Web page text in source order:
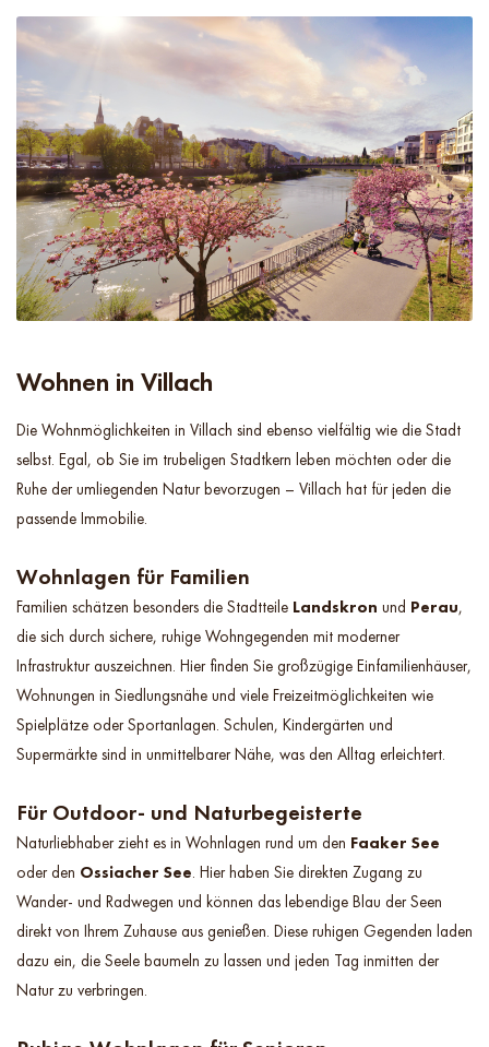
Wohnen in Villach
Die Wohnmöglichkeiten in Villach sind ebenso vielfältig wie die Stadt
selbst. Egal, ob Sie im trubeligen Stadtkern leben möchten oder die
Ruhe der umliegenden Natur bevorzugen – Villach hat für jeden die
passende Immobilie.
Wohnlagen für Familien
Familien schätzen besonders die Stadtteile Landskron und Perau,
die sich durch sichere, ruhige Wohngegenden mit moderner
Infrastruktur auszeichnen. Hier finden Sie großzügige Einfamilienhäuser,
Wohnungen in Siedlungsnähe und viele Freizeitmöglichkeiten wie
Spielplätze oder Sportanlagen. Schulen, Kindergärten und
Supermärkte sind in unmittelbarer Nähe, was den Alltag erleichtert.
Für Outdoor- und Naturbegeisterte
Naturliebhaber zieht es in Wohnlagen rund um den Faaker See
oder den Ossiacher See. Hier haben Sie direkten Zugang zu
Wander- und Radwegen und können das lebendige Blau der Seen
direkt von Ihrem Zuhause aus genießen. Diese ruhigen Gegenden laden
dazu ein, die Seele baumeln zu lassen und jeden Tag inmitten der
Natur zu verbringen.